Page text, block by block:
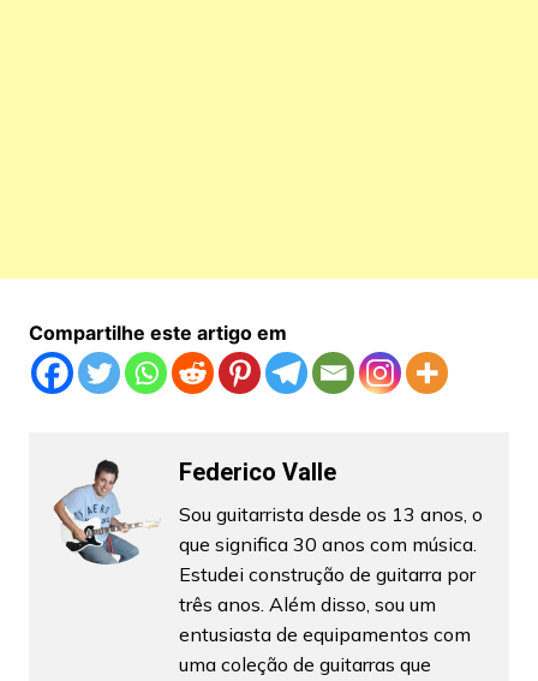
Compartilhe este artigo em
Federico Valle
Sou guitarrista desde os 13 anos, o
que significa 30 anos com música.
Estudei construção de guitarra por
três anos. Além disso, sou um
entusiasta de equipamentos com
uma coleção de guitarras que